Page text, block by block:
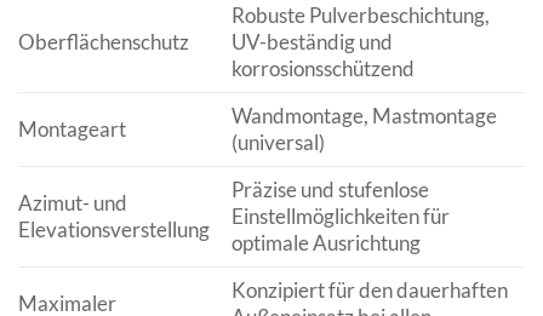
Oberflächenschutz
Robuste Pulverbeschichtung,
UV-beständig und
korrosionsschützend
Montageart
Wandmontage, Mastmontage
(universal)
Azimut- und
Elevationsverstellung
Präzise und stufenlose
Einstellmöglichkeiten für
optimale Ausrichtung
Maximaler
Konzipiert für den dauerhaften